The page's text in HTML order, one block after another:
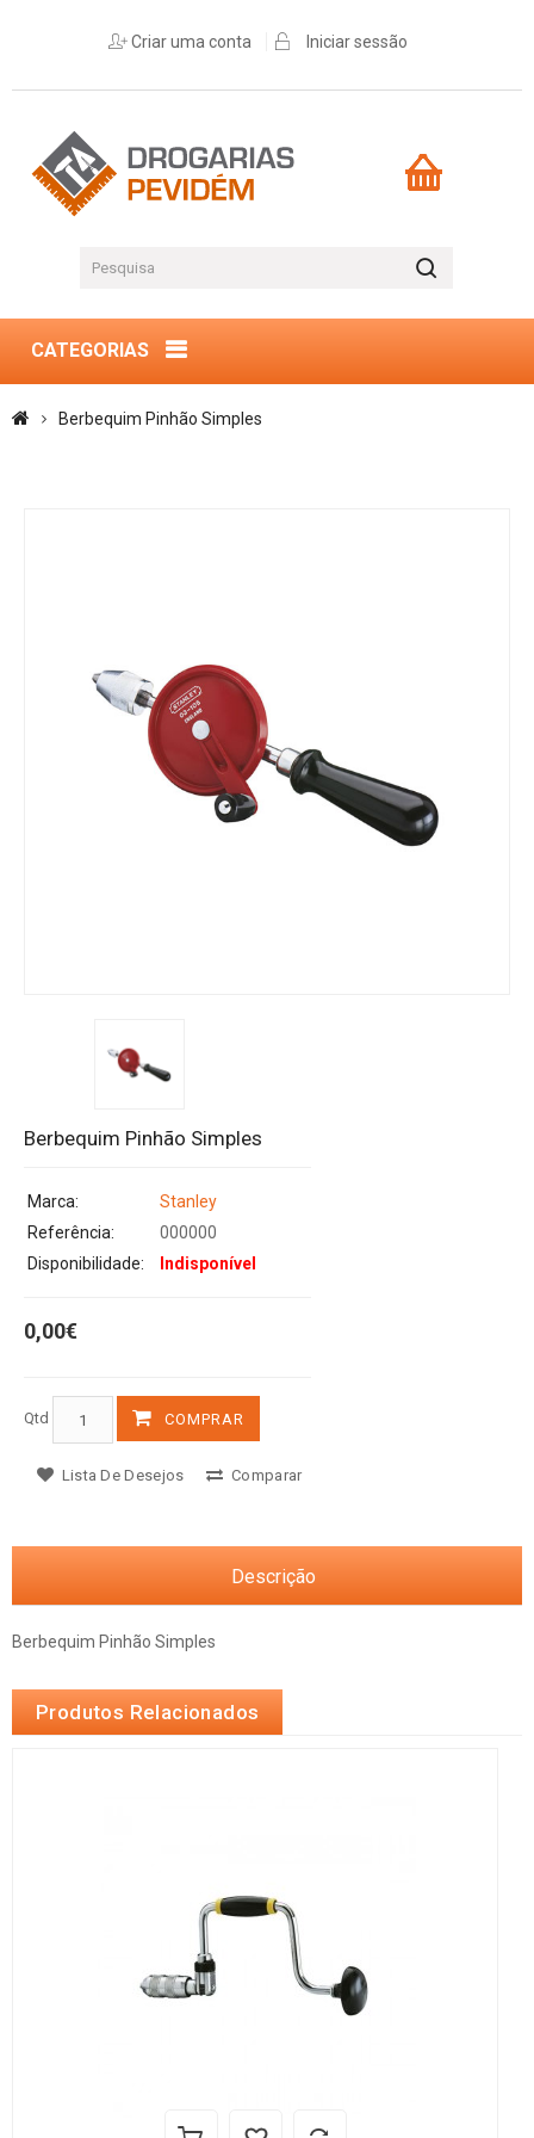
Criar uma conta Iniciar sessão
CATEGORIAS
Berbequim Pinhão Simples
Berbequim Pinhão Simples
Marca:
Stanley
Referência:
000000
Disponibilidade:
Indisponível
0,00€
Qtd COMPRAR
Lista De Desejos Comparar
Descrição
Berbequim Pinhão Simples
Produtos Relacionados